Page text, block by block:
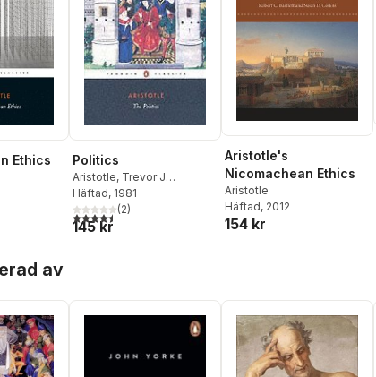
Ethics Politics
Aristotle, Trevor J
Saunders
Häftad, 1981
4,5utav 5 stjärnor. Totalt antal röster:
(2)
145 kr
Aristotle's
Nicomachean Ethics
Aristotle
Häftad, 2012
154 kr
av